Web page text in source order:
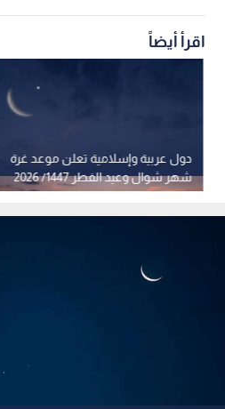
اقرأ أيضاً
دول عربية وإسلامية تعلن موعد غرة
شهر شوال وعيد الفطر 1447/ 2026